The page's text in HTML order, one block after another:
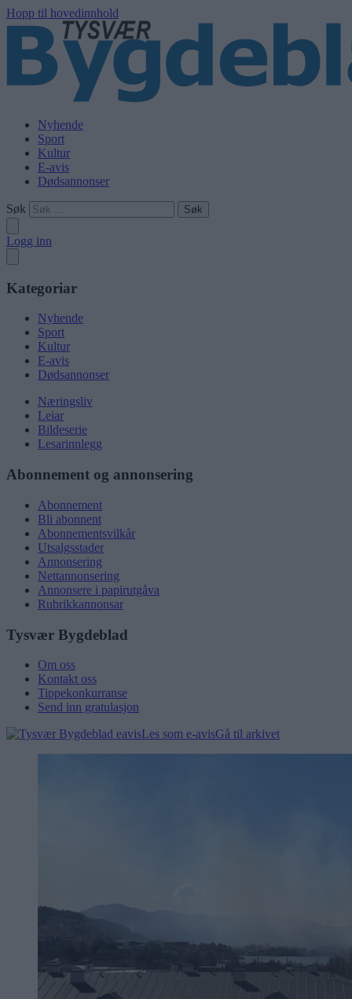
Hopp til hovedinnhold
Nyhende
Sport
Kultur
E-avis
Dødsannonser
Søk
Logg inn
Kategoriar
Nyhende
Sport
Kultur
E-avis
Dødsannonser
Næringsliv
Leiar
Bildeserie
Lesarinnlegg
Abonnement og annonsering
Abonnement
Bli abonnent
Abonnementsvilkår
Utsalgsstader
Annonsering
Nettannonsering
Annonsere i papirutgåva
Rubrikkannonsar
Tysvær Bygdeblad
Om oss
Kontakt oss
Tippekonkurranse
Send inn gratulasjon
Les som e-avisGå til arkivet